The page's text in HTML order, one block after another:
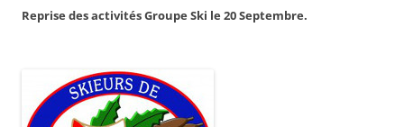
Reprise des activités Groupe Ski le 20 Septembre.